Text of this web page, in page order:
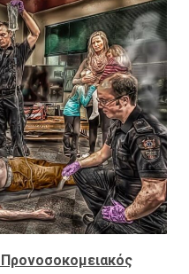
Προνοσοκομειακός